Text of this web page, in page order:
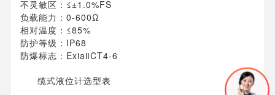
不灵敏区：≤±1.0%FS
负载能力：0-600Ω
相对温度：≤85%
防护等级：IP68
防爆标志：ExiaⅡCT4-6
缆式液位计选型表